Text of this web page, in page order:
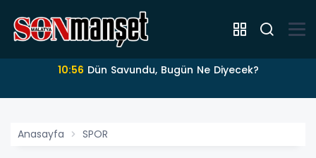
10:56 Dün Savundu, Bugün Ne Diyecek?
Anasayfa SPOR